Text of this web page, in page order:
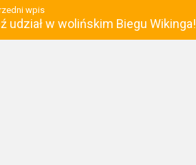
wpis
udział w wolińskim Biegu Wikinga!